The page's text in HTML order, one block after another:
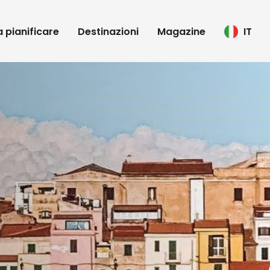
pianificare Destinazioni Magazine IT